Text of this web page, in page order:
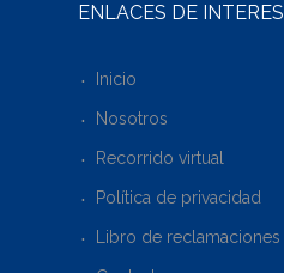
ENLACES DE INTERÉS
Inicio
Nosotros
Recorrido virtual
Política de privacidad
Libro de reclamaciones